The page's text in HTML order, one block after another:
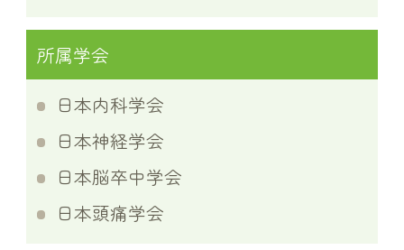
所属学会
日本内科学会
日本神経学会
日本脳卒中学会
日本頭痛学会